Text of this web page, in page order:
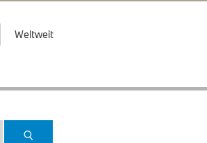
Weltweit